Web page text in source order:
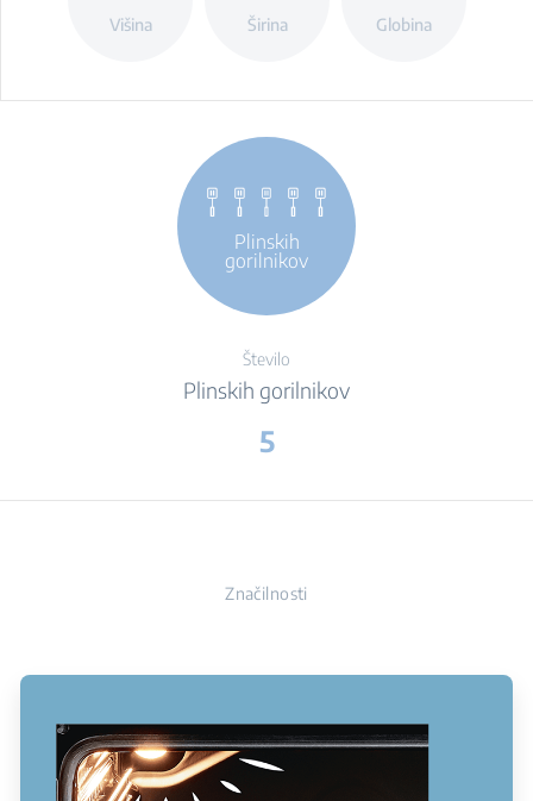
Višina Širina Globina
Plinskih
gorilnikov
Število
Plinskih gorilnikov
5
Značilnosti